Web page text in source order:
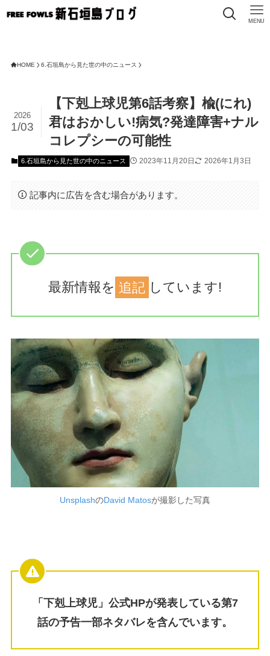
MENU
HOME 6.石垣島から見た世の中のニュース
【下剋上球児第6話考察】楡(にれ)
君はおかしい!病気?発達障害+ナル
コレプシーの可能性
2026
1/03
6.石垣島から見た世の中のニュース 2023年11月20日 2026年1月3日
記事内に広告を含む場合があります。
最新情報を 追記 しています!
UnsplashのDavid Matosが撮影した写真
「下剋上球児」公式HPが発表している第7
話の予告一部ネタバレを含んでいます。